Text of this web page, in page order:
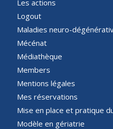
Les actions
Logout
Maladies neuro-
Mécénat
Médiathèque
Members
Mentions légales
Mes réservations
Mise en place et pratique
Modèle en gériatrie